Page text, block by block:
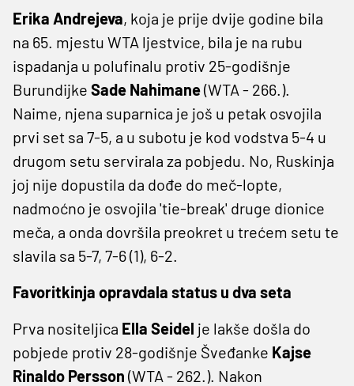
Erika Andrejeva, koja je prije dvije godine bila
na 65. mjestu WTA ljestvice, bila je na rubu
ispadanja u polufinalu protiv 25-godišnje
Burundijke Sade Nahimane(WTA - 266.).
Naime, njena suparnica je još u petak osvojila
prvi set sa 7-5, a u subotu je kod vodstva 5-4 u
drugom setu servirala za pobjedu. No, Ruskinja
joj nije dopustila da dođe do meč-lopte,
nadmoćno je osvojila 'tie-break' druge dionice
meča, a onda dovršila preokret u trećem setu te
slavila sa 5-7, 7-6 (1), 6-2.
Favoritkinja opravdala status u dva seta
Prva nositeljica Ella Seidel je lakše došla do
pobjede protiv 28-godišnje Šveđanke Kajse
Rinaldo Persson (WTA - 262.). Nakon